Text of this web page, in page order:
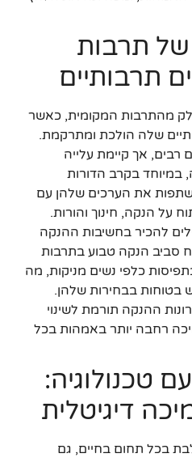
תרבות
תרבותיים
מהתרבות המקומית, כאשר
שלה הולכת ומתרקמת.
רבים, אך קיימת עלייה
בקרב הדורות
את הערכים שלהן עם
על הנקה, חינוך והורות.
להכיר בחשיבות ההנקה
סביב הנקה טבוע בתרבות
כלפי נשים מניקות, מה
בטוחות בבחירות שלהן.
ההנקה תורמת לשינוי
רחבה יותר באמהות בכל
טכנולוגיה:
דיגיטלית
בכל תחום בחיים, גם